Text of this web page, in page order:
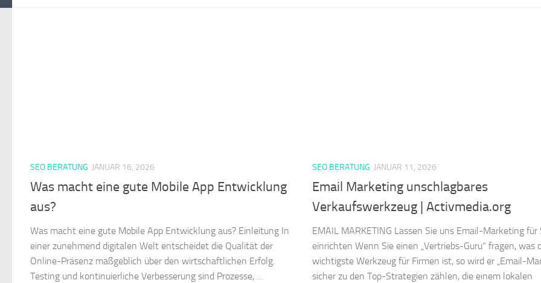
SEO BERATUNG JANUAR 16, 2026
Was macht eine gute Mobile App Entwicklung
aus?
Was macht eine gute Mobile App Entwicklung aus? Einleitung In
einer zunehmend digitalen Welt entscheidet die Qualität der
Online-Präsenz maßgeblich über den wirtschaftlichen Erfolg.
Testing und kontinuierliche Verbesserung sind Prozesse, …
SEO BERATUNG JANUAR 11, 2026
Email Marketing unschlagbares
Verkaufswerkzeug | Activmedia.org
EMAIL MARKETING Lassen Sie uns Email-Marketing für
einrichten Wenn Sie einen „Vertriebs-Guru“ fragen, was
wichtigste Werkzeug für Firmen ist, so wird er „Email-
sicher zu den Top-Strategien zählen, die einem lokalen